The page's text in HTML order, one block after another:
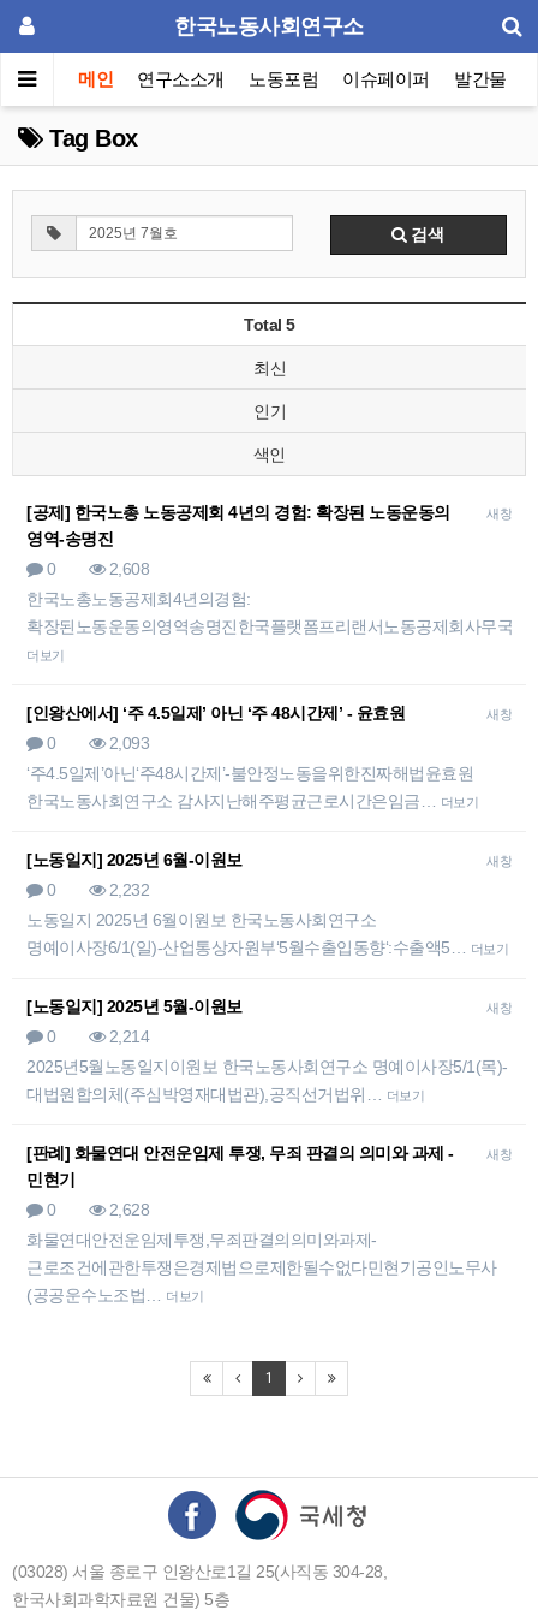
한국노동사회연구소
메인 연구소소개 노동포럼 이슈페이퍼 발간물
Tag Box
검색
Total 5
최신
인기
색인
새창
[공제] 한국노총 노동공제회 4년의 경험: 확장된 노동운동의
영역-송명진
0
2,608
한국노총노동공제회4년의경험:
확장된노동운동의영역송명진한국플랫폼프리랜서노동공제회사무국
더보기
새창
[인왕산에서] ‘주 4.5일제’ 아닌 ‘주 48시간제’ - 윤효원
0
2,093
‘주4.5일제’아닌‘주48시간제’-불안정노동을위한진짜해법윤효원
한국노동사회연구소 감사지난해주평균근로시간은임금…
더보기
새창
[노동일지] 2025년 6월-이원보
0
2,232
노동일지 2025년 6월이원보 한국노동사회연구소
명예이사장6/1(일)-산업통상자원부‘5월수출입동향‘:수출액5…
더보기
새창
[노동일지] 2025년 5월-이원보
0
2,214
2025년5월노동일지이원보 한국노동사회연구소 명예이사장5/1(목)-
대법원합의체(주심박영재대법관),공직선거법위…
더보기
새창
[판례] 화물연대 안전운임제 투쟁, 무죄 판결의 의미와 과제 -
민현기
0
2,628
화물연대안전운임제투쟁,무죄판결의의미와과제-
근로조건에관한투쟁은경제법으로제한될수없다민현기공인노무사
(공공운수노조법…
더보기
1
(03028) 서울 종로구 인왕산로1길 25(사직동 304-28,
한국사회과학자료원 건물) 5층